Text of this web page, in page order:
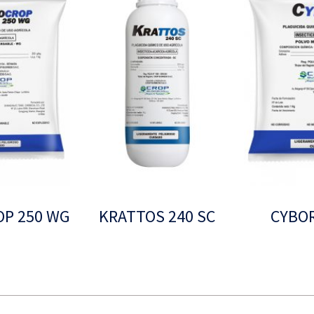
250 WG KRATTOS 240 SC